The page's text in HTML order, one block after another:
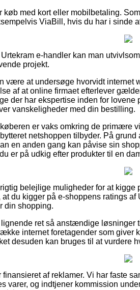
køb med kort eller mobilbetaling.
ViaBill, hvis du har i sinde
e-handler kan man
projekt.
være at undersøge hvorvidt internet
af at online firmaet efterlever
der har ekspertise inden for
vanskeligheder med din bestilling.
er vaks omkring de primære
netshoppen tilbyder. På
en anden gang kan påvise sin
er på udkig efter produkter til en
belejlige muligheder for at
du kigger på e-shoppens ratings
din shopping.
ret så anstændige løsninger
internet foretagender som giver
desuden kan bruges til at vurdere
af reklamer. Vi har faste
varer, og indtjener kommission